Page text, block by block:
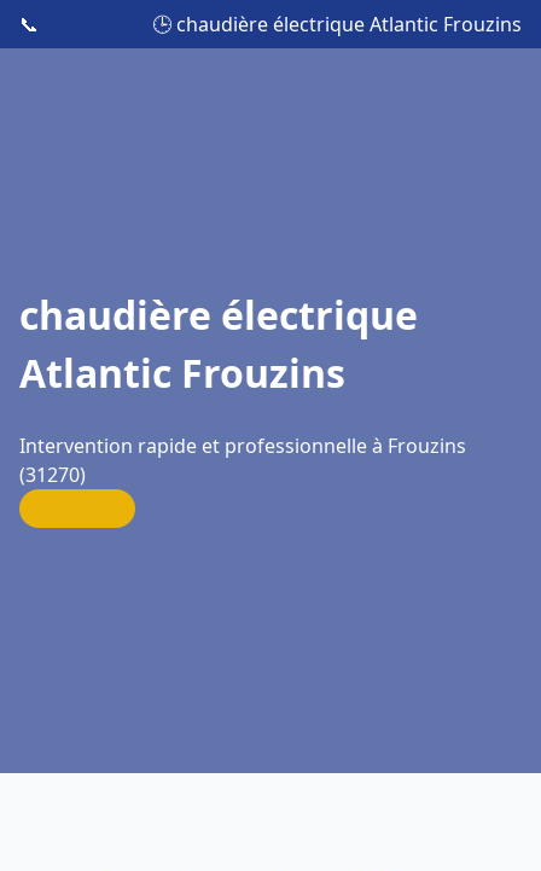
📞 🕒 chaudière électrique Atlantic Frouzins
chaudière électrique
Atlantic Frouzins
Intervention rapide et professionnelle à Frouzins
(31270)